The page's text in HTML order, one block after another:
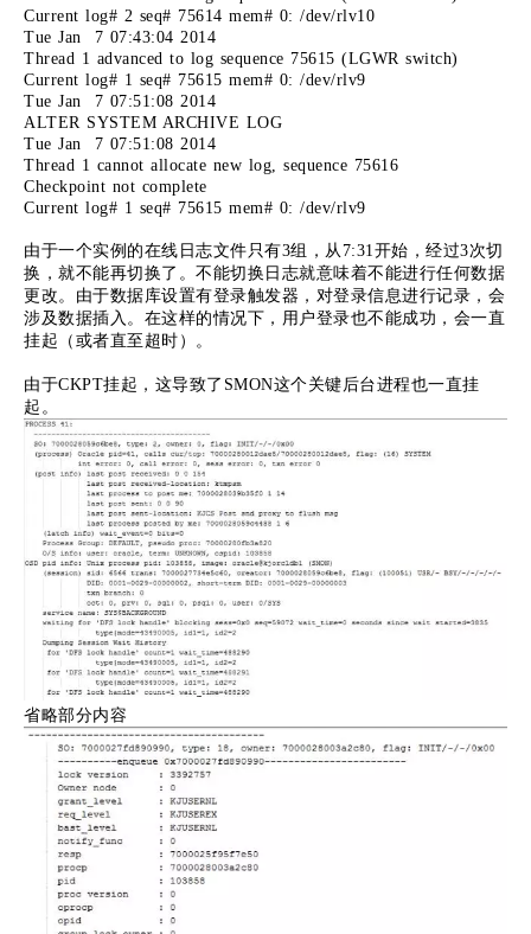
Current log# 2 seq# 75614 mem# 0: /dev/rlv10
Tue Jan 7 07:43:04 2014
Thread 1 advanced to log sequence 75615 (LGWR switch)
Current log# 1 seq# 75615 mem# 0: /dev/rlv9
Tue Jan 7 07:51:08 2014
ALTER SYSTEM ARCHIVE LOG
Tue Jan 7 07:51:08 2014
Thread 1 cannot allocate new log, sequence 75616
Checkpoint not complete
Current log# 1 seq# 75615 mem# 0: /dev/rlv9
由于一个实例的在线日志文件只有3组，从7:31开始，经过3次切
换，就不能再切换了。不能切换日志就意味着不能进行任何数据
更改。由于数据库设置有登录触发器，对登录信息进行记录，会
涉及数据插入。在这样的情况下，用户登录也不能成功，会一直
挂起（或者直至超时）。
由于CKPT挂起，这导致了SMON这个关键后台进程也一直挂
起。
省略部分内容